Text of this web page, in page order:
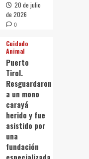
20 de julio
de 2026
0
Cuidado
Animal
Puerto
Tirol.
Resguardaron
a un mono
carayá
herido y fue
asistido por
una
fundación